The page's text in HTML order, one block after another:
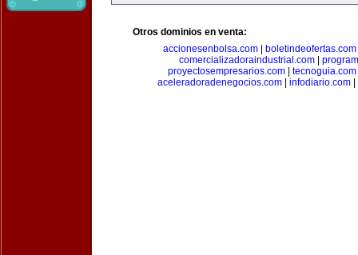
Otros dominios en venta:
accionesenbolsa.com
boletindeofertas.com
comercializadoraindustrial.com
proyectosempresarios.com
tecnoguia.com
aceleradoradenegocios.com| infodiario.com|